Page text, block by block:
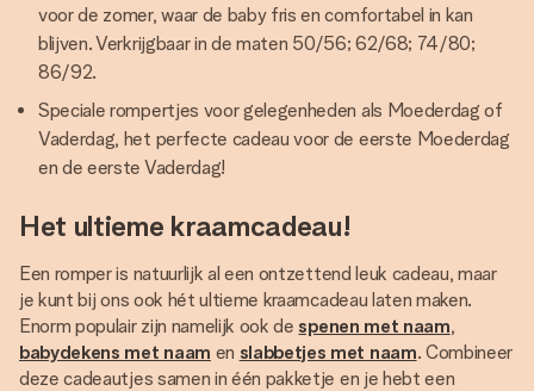
voor de zomer, waar de baby fris en comfortabel in kan
blijven. Verkrijgbaar in de maten 50/56; 62/68; 74/80;
86/92.
Speciale rompertjes voor gelegenheden als Moederdag of
Vaderdag, het perfecte cadeau voor de eerste Moederdag
en de eerste Vaderdag!
Het ultieme kraamcadeau!
Een romper is natuurlijk al een ontzettend leuk cadeau, maar
je kunt bij ons ook hét ultieme kraamcadeau laten maken.
Enorm populair zijn namelijk ook de spenen met naam,
babydekens met naam en slabbetjes met naam. Combineer
deze cadeautjes samen in één pakketje en je hebt een